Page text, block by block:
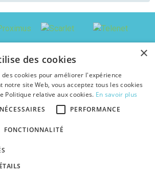
au meilleur prix c'est facile !
est une publication indépendante de tout
d'abonnements TV & Internet.
×
des cookies
cookies pour améliorer l'expérience
notre site Web, vous acceptez tous les cookies
Politique relative aux cookies. En savoir plus
PERFORMANCE
FONCTIONNALITÉ